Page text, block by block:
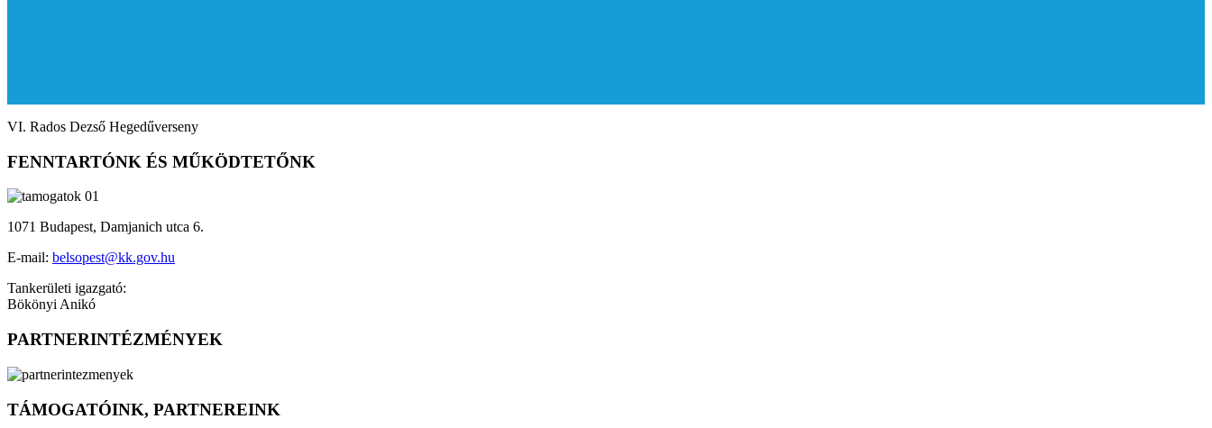
VI. Rados Dezső Hegedűverseny
FENNTARTÓNK ÉS MŰKÖDTETŐNK
1071 Budapest, Damjanich utca 6.
E-mail: belsopest@kk.gov.hu
Tankerületi igazgató:
Bökönyi Anikó
PARTNERINTÉZMÉNYEK
TÁMOGATÓINK, PARTNEREINK